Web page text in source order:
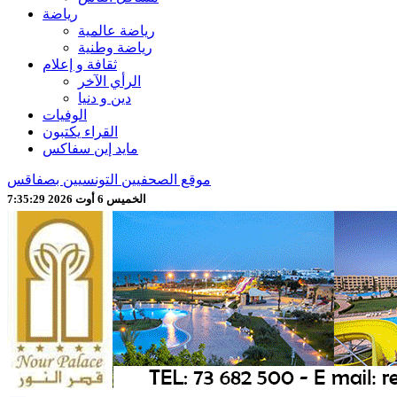
رياضة
رياضة عالمية
رياضة وطنية
ثقافة و إعلام
الرأي الآخر
دين و دنيا
الوفيات
القراء يكتبون
مايد إين سفاكس
موقع الصحفيين التونسيين بصفاقس
الخميس 6 أوت 2026 7:35:31